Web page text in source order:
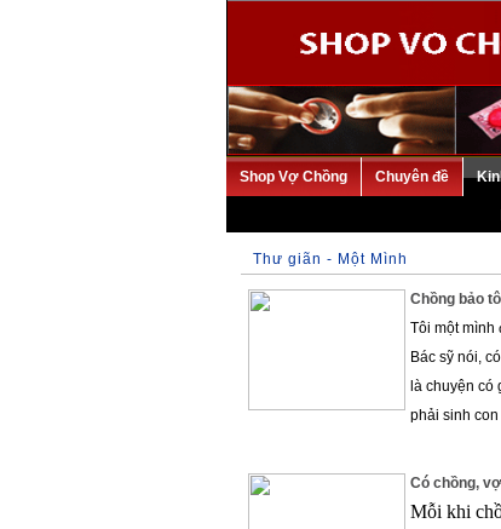
Shop Vợ Chồng Chuyên đề
Thư giãn - Một Mình
Chồng bảo
Tôi một mình
Bác sỹ nói,
là chuyện có
phải sinh
Có chồng,
Mỗi khi